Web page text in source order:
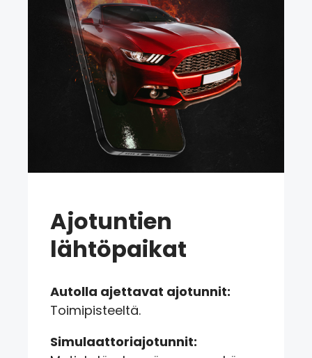
Ajotuntien
lähtöpaikat
Autolla ajettavat ajotunnit:
Toimipisteeltä.
Simulaattoriajotunnit: